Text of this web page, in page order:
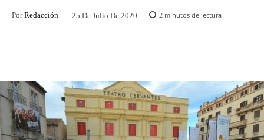
Por Redacción 25 De Julio De 2020 2 minutos de lectura